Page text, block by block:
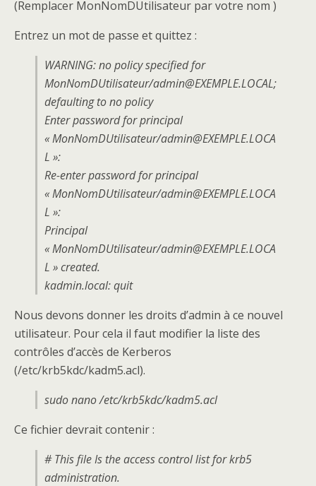
(Remplacer MonNomDUtilisateur par votre nom )
Entrez un mot de passe et quittez :
WARNING: no policy specified for
MonNomDUtilisateur/admin@EXEMPLE.LOCAL;
defaulting to no policy
Enter password for principal
« MonNomDUtilisateur/admin@EXEMPLE.LOCA
L »:
Re-enter password for principal
« MonNomDUtilisateur/admin@EXEMPLE.LOCA
L »:
Principal
« MonNomDUtilisateur/admin@EXEMPLE.LOCA
L » created.
kadmin.local: quit
Nous devons donner les droits d’admin à ce nouvel
utilisateur. Pour cela il faut modifier la liste des
contrôles d’accès de Kerberos
(/etc/krb5kdc/kadm5.acl).
sudo nano /etc/krb5kdc/kadm5.acl
Ce fichier devrait contenir :
# This file Is the access control list for krb5
administration.